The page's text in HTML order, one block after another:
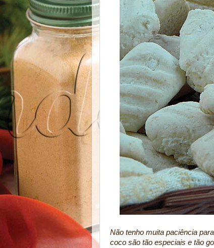
Não tenho muita paciência
coco são tão especiais e tão